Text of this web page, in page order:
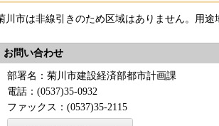
川市は非線引きのため区域はありません。用途
お問い合わせ
部署名：菊川市建設経済部都市計画課
電話：(0537)35-0932
ファックス：(0537)35-2115